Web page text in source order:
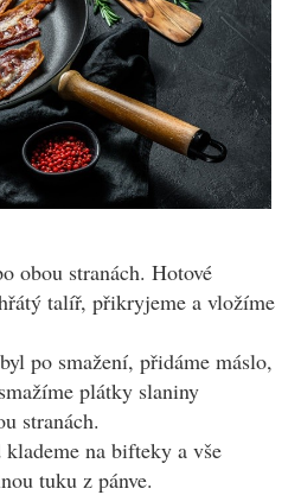
obou stranách. Hotové
talíř, přikryjeme a vložíme
po smažení, přidáme máslo,
plátky slaniny
stranách.
klademe na bifteky a vše
tuku z pánve.